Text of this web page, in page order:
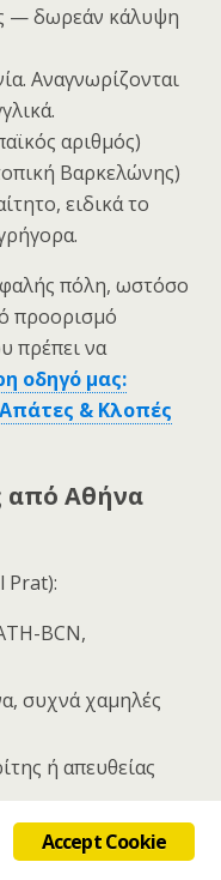
— δωρεάν κάλυψη
Αναγνωρίζονται
αριθμός)
Βαρκελώνης)
ειδικά το
πόλη, ωστόσο
προορισμό
πρέπει να
οδηγό μας:
& Κλοπές
από Αθήνα
Prat):
BCN,
συχνά χαμηλές
ή απευθείας
Συνδέσεις
Παρίσι)
Ελληνικά
Accept Cookie